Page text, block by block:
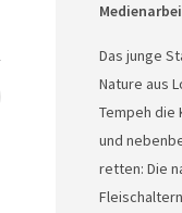
Das junge
Nature aus
Tempeh die
und
retten: Die